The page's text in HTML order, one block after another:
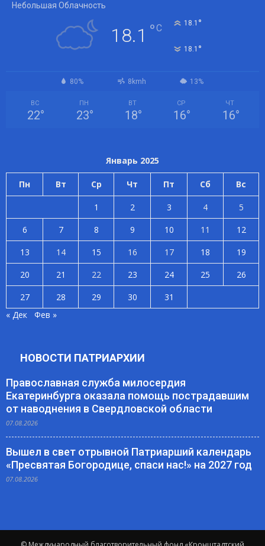
Небольшая Облачность
18.1 °C 18.1 °
18.1 °
80% 8kmh 13%
ВС
22°
ПН
23°
ВТ
18°
СР
16°
ЧТ
16°
Январь 2025
Пн Вт Ср Чт Пт Сб Вс
1 2 3 4
5
6
7 8 9 10 11
12
13
14 15 16 17 18
19
20
21 22 23 24 25
26
27
28 29 30
31
« Дек
Фев »
НОВОСТИ ПАТРИАРХИИ
Православная служба милосердия
Екатеринбурга оказала помощь пострадавшим
от наводнения в Свердловской области
07.08.2026
Вышел в свет отрывной Патриарший календарь
«Пресвятая Богородице, спаси нас!» на 2027 год
07.08.2026